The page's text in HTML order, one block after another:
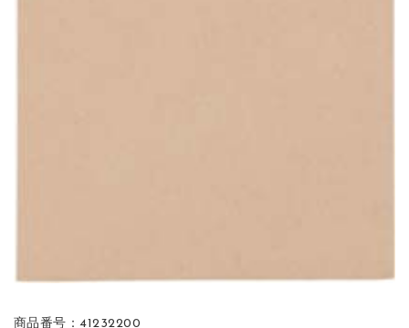
商品番号：41232200